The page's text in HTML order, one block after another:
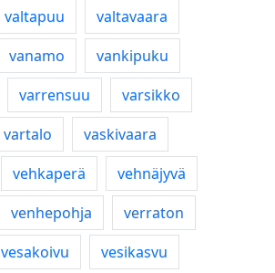
valtapuu
valtavaara
vanamo
vankipuku
varrensuu
varsikko
vartalo
vaskivaara
vehkaperä
vehnäjyvä
venhepohja
verraton
vesakoivu
vesikasvu